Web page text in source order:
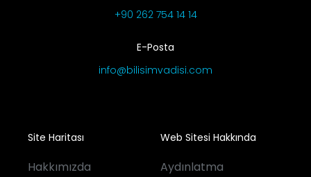
+90 262 754 14 14
E-Posta
info@bilisimvadisi.com
Site Haritası
Hakkımızda
Web Sitesi Hakkında
Aydınlatma